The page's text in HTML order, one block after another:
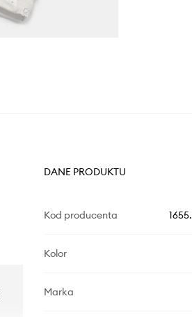
DANE PRODUKTU
Kod producenta
Kolor
Marka